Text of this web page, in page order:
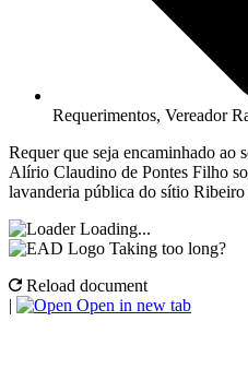
Requerimentos, Vereador
Requer que seja encaminhado ao
Alírio Claudino de Pontes Filho
lavanderia pública do sítio
Loading...
Taking too long?
Reload document
|
Open in new tab